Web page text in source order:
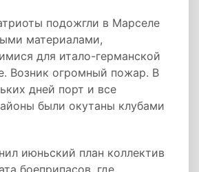
подожгли в Марселе
материалами,
для итало-германской
Возник огромный пожар. В
дней порт и все
были окутаны клубами
июньский план коллектив
боеприпасов, где